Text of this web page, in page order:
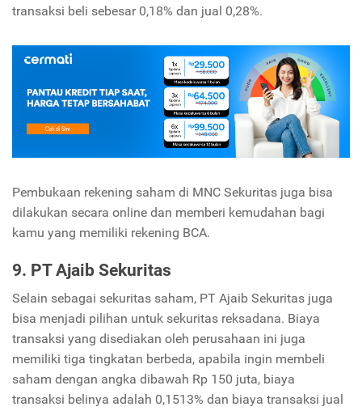
transaksi beli sebesar 0,18% dan jual 0,28%.
Pembukaan rekening saham di MNC Sekuritas juga bisa
dilakukan secara online dan memberi kemudahan bagi
kamu yang memiliki rekening BCA.
9. PT Ajaib Sekuritas
Selain sebagai sekuritas saham, PT Ajaib Sekuritas juga
bisa menjadi pilihan untuk sekuritas reksadana. Biaya
transaksi yang disediakan oleh perusahaan ini juga
memiliki tiga tingkatan berbeda, apabila ingin membeli
saham dengan angka dibawah Rp 150 juta, biaya
transaksi belinya adalah 0,1513% dan biaya transaksi jual